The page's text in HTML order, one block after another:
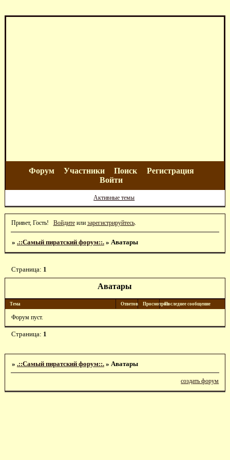
Форум Участники Поиск
Регистрация
Войти
Активные темы
Привет, Гость! Войдитеили зарегистрируйтесь.
» .::Самый пиратский форум::. » Аватары
Аватары
Страница: 1
Тема Ответов ПросмотровПоследнее сообщение
Форум пуст.
Страница: 1
» .::Самый пиратский форум::. » Аватары
создать форум